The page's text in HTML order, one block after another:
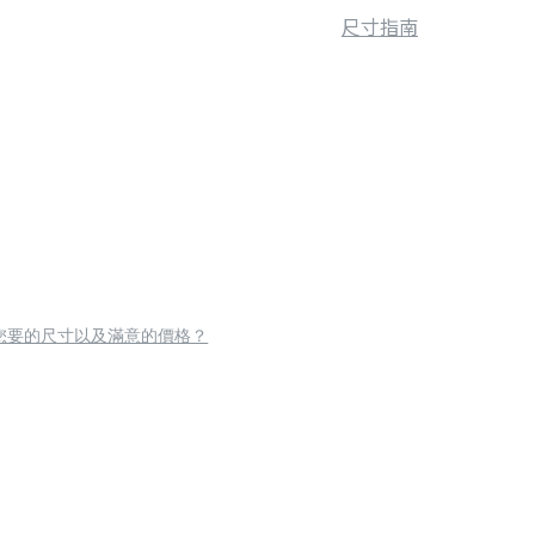
尺寸指南
要的尺寸以及滿意的價格？